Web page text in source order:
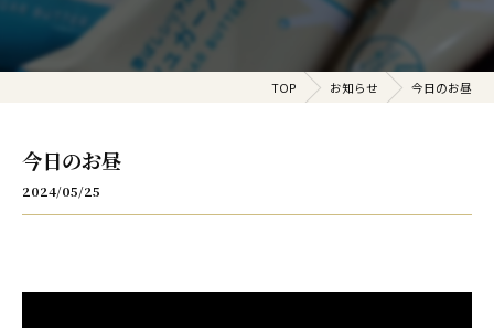
TOP お知らせ 今日のお昼
今日のお昼
2024/05/25